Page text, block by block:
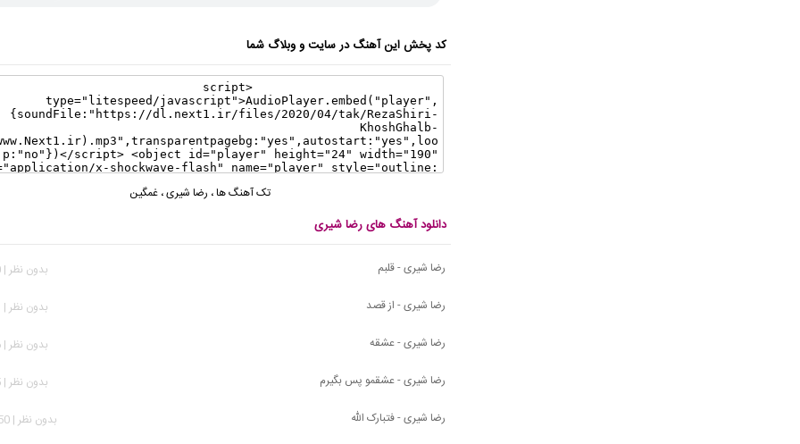
کد پخش این آهنگ در سایت و وبلاگ شما
تک آهنگ ها، رضا شیری، غمگین
دانلود آهنگ های رضا شیری
رضا شیری - قلبم
بدون نظر | 410 بازدید
رضا شیری - از قصد
بدون نظر | 551 بازدید
رضا شیری - عشقه
بدون نظر | 676 بازدید
رضا شیری - عشقمو پس بگیرم
بدون نظر | 655 بازدید
رضا شیری - فتبارک الله
بدون نظر | 1,350 بازدید